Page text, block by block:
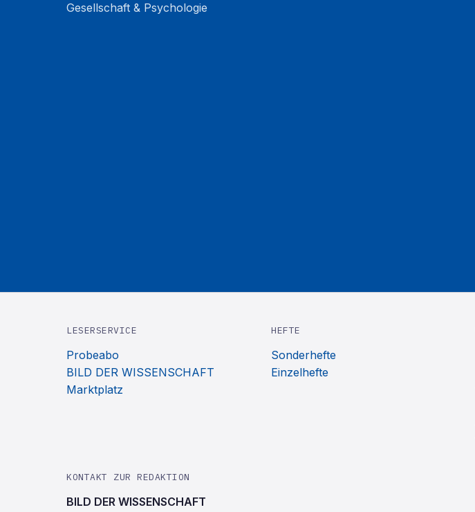
Gesellschaft & Psychologie
LESERSERVICE
Probeabo
BILD DER WISSENSCHAFT
Marktplatz
HEFTE
Sonderhefte
Einzelhefte
KONTAKT ZUR REDAKTION
BILD DER WISSENSCHAFT